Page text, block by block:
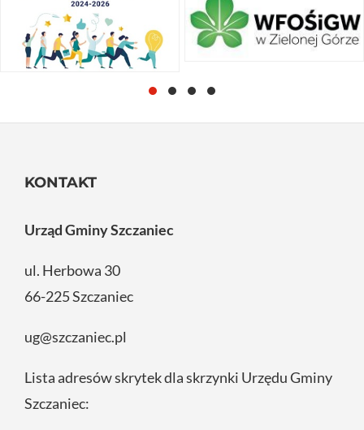
KONTAKT
Urząd Gminy Szczaniec
ul. Herbowa 30
66-225 Szczaniec
ug@szczaniec.pl
Lista adresów skrytek dla skrzynki Urzędu Gminy
Szczaniec: